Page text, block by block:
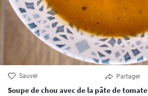
Sauver Partager
Soupe de chou avec de la pâte de tomate